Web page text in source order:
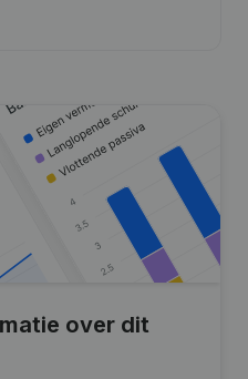
over dit